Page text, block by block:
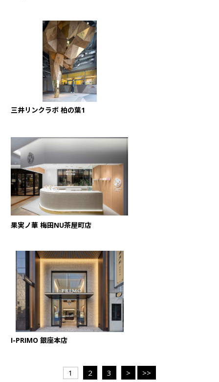
三井リンクラボ 柏の葉1
果実ノ華 梅田NU茶屋町店
I-PRIMO 銀座本店
1 2 3 > >>